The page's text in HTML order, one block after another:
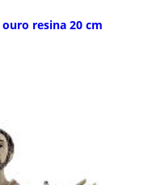
resina 20 cm